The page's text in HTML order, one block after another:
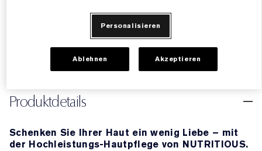
5 Geschenke gratis ab einem Einkaufswert von
Produktdetails
Schenken Sie Ihrer Haut ein wenig Liebe – mit
der Hochleistungs-Hautpflege von NUTRITIOUS.
Personalisieren
Ablehnen Akzeptieren